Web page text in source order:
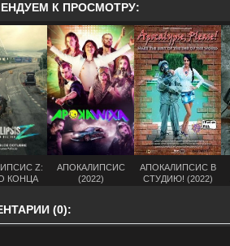
К ПРОСМОТРУ:
Z:
КОНЦА
АПОКАЛИПСИС
(2022)
АПОКАЛИПСИС В
СТУДИЮ! (2022)
(0):